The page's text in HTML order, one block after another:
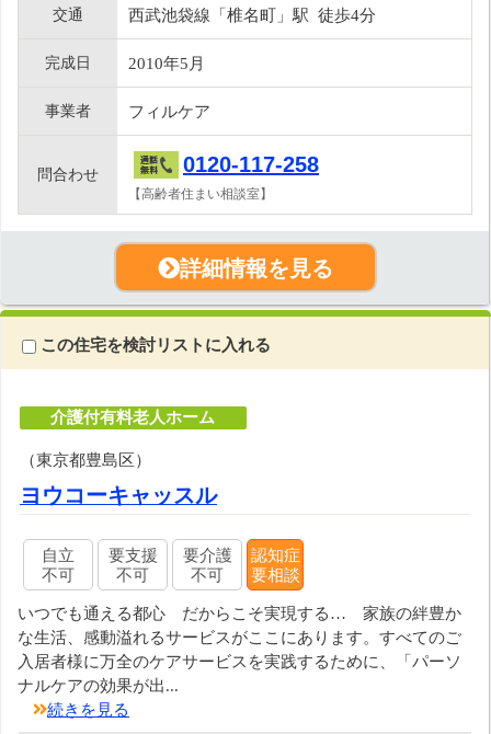
交通 西武池袋線「椎名町」駅 徒歩4分
完成日 2010年5月
事業者 フィルケア
問合わせ 0120-117-258
【高齢者住まい相談室】
詳細情報を見る
この住宅を検討リストに入れる
介護付有料老人ホーム
（東京都豊島区）
ヨウコーキャッスル
自立
不可
要支援
不可
要介護
不可
認知症
要相談
いつでも通える都心 だからこそ実現する… 家族の絆豊か
な生活、感動溢れるサービスがここにあります。すべてのご
入居者様に万全のケアサービスを実践するために、「パーソ
ナルケアの効果が出...
続きを見る